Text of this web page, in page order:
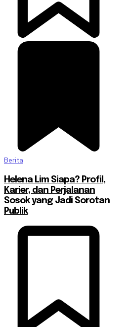
Berita
Helena Lim Siapa? Profil,
Karier, dan Perjalanan
Sosok yang Jadi Sorotan
Publik